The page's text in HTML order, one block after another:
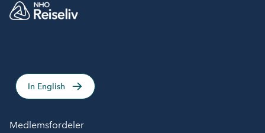
In English
Medlemsfordeler